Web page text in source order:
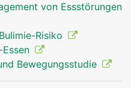
von Essstörungen
Risiko
Bewegungsstudie